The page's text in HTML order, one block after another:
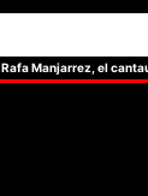
Rafa Manjarrez, el